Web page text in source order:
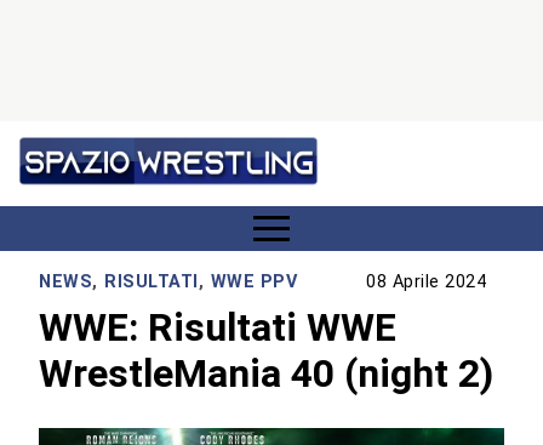
NEWS, RISULTATI, WWE PPV 08 Aprile 2024
WWE: Risultati WWE
WrestleMania 40 (night 2)